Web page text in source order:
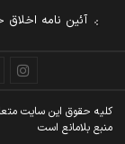
آئین نامه اخلاق
کليه حقوق اين سايت
منبع بلامانع است